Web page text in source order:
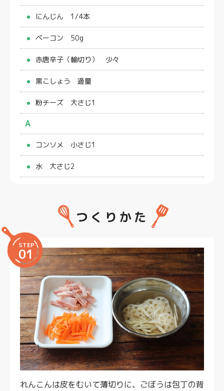
にんじん 1/4本
ベーコン 50g
赤唐辛子（輪切り） 少々
黒こしょう 適量
粉チーズ 大さじ1
A
コンソメ 小さじ1
水 大さじ2
つくりかた
STEP
01
れんこんは皮をむいて薄切りに、ごぼうは包丁の背